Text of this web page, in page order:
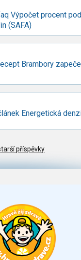
Výpočet procent
(SAFA)
Brambory
Energetická
příspěvky